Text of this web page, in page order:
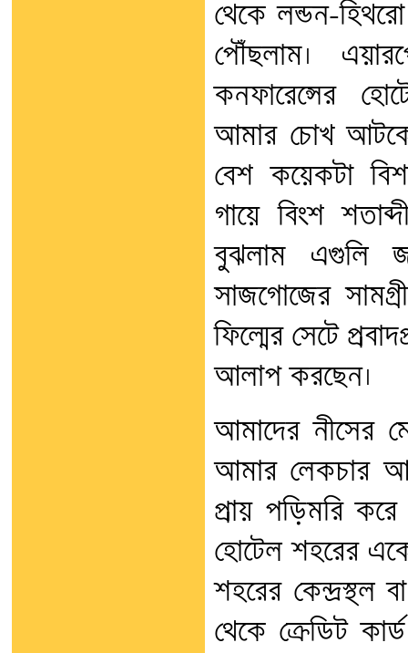
থেকে লন্ডন-
পৌঁছলাম।
কনফারেন্সের
আমার চোখ আটকে
বেশ কয়েকটা
গায়ে বিংশ
বুঝলাম এগুলি
সাজগোজের
ফিল্মের সেটে
আলাপ করছেন।
আমাদের নীসের
আমার লেকচার
প্রায় পড়িমরি
হোটেল শহরের
শহরের কেন্দ্রস্থল
থেকে ক্রেডিট